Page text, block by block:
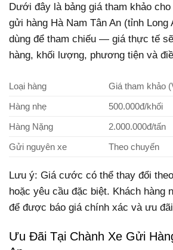
Dưới đây là bảng giá tham khảo
gửi hàng Hà Nam Tân An (tỉnh Long
dùng để tham chiếu — giá thực tế
hàng, khối lượng, phương tiện và
Loại hàng
Giá tham khảo
Hàng nhẹ
500.000đ/khối
Hàng Nặng
2.000.000đ/tấn
Gửi nguyên xe
Theo chuyến
Lưu ý: Giá cước có thể thay đổi
hoặc yêu cầu đặc biệt. Khách hàng
để được báo giá chính xác và ưu
Ưu Đãi Tại Chành Xe Gửi